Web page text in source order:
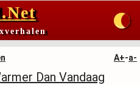
A+-a-
Dan Vandaag